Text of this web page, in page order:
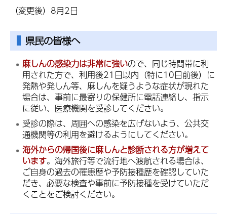
（変更後）8月2日
県民の皆様へ
麻しんの感染力は非常に強いので、同じ時間帯に利
用された方で、利用後21日以内（特に10日前後）に
発熱や発しん等、麻しんを疑うような症状が現れた
場合は、事前に最寄りの保健所に電話連絡し、指示
に従い、医療機関を受診してください。
受診の際は、周囲への感染を広げないよう、公共交
通機関等の利用を避けるようにしてください。
海外からの帰国後に麻しんと診断される方が増えて
います。海外旅行等で流行地へ渡航される場合は、
ご自身の過去の罹患歴や予防接種歴を確認していた
だき、必要な検査や事前に予防接種を受けていただ
くことをご検討ください。